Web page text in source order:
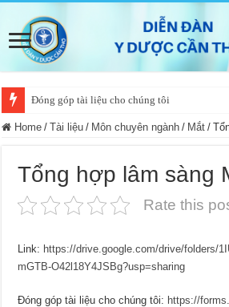
Đóng góp tài liệu cho chúng tôi
Home / Tài liệu / Môn chuyên ngành / Mắt /
Tổng hợp lâm sàng
Rate this
Link: https://drive.google.com/drive/folders/
mGTB-O42l18Y4JSBg?usp=sharing
Đóng góp tài liệu cho chúng tôi: https://